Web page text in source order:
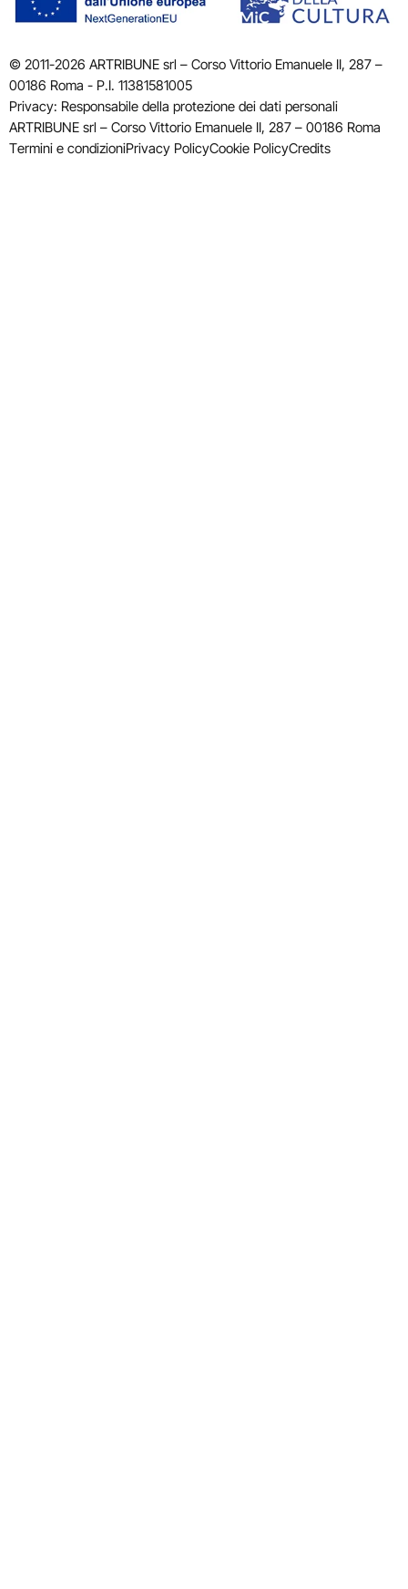
© 2011-2026 ARTRIBUNE srl – Corso Vittorio Emanuele II, 287 –
00186 Roma - P.I. 11381581005
Privacy: Responsabile della protezione dei dati personali
ARTRIBUNE srl – Corso Vittorio Emanuele II, 287 – 00186 Roma
Termini e condizioniPrivacy PolicyCookie PolicyCredits